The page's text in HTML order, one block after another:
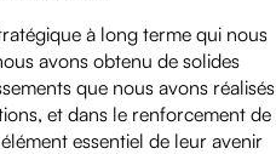
à long terme qui nous
avons obtenu de solides
que nous avons réalisés
et dans le renforcement de
essentiel de leur avenir